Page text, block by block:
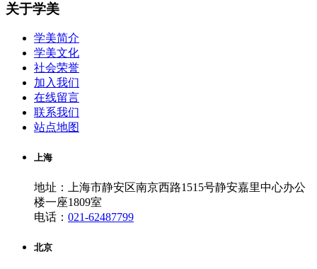
关于学美
学美简介
学美文化
社会荣誉
加入我们
在线留言
联系我们
站点地图
上海
地址：上海市静安区南京西路1515号静安嘉里中心办公
楼一座1809室
电话： 021-62487799
北京